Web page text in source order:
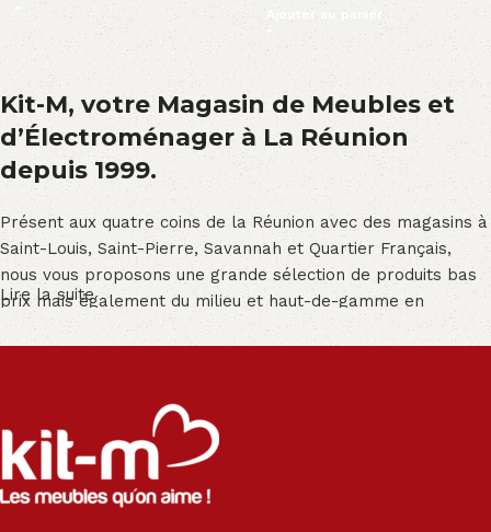
Ajouter au panier
Kit-M, votre Magasin de Meubles et
d’Électroménager à La Réunion
depuis 1999.
Présent aux quatre coins de la Réunion avec des magasins à
Saint-Louis, Saint-Pierre, Savannah et Quartier Français,
nous vous proposons une grande sélection de produits bas
prix mais également du milieu et haut-de-gamme en
exclusivité :
Canapé lit - Cuisine sur-mesure - Fauteuil - Armoire - Table
et chaise - Meuble de salle de bain - Literie - Lit - Bureau -
Électroménager - Télévision led - Réfrigérateur -
Congélateur - Cuisson - Cuisinière et hotte - Petits meubles
- Matelas - Hifi Hitachi, LG, Sharp, Philips, Bosh, Moulinex,
Lire la suite